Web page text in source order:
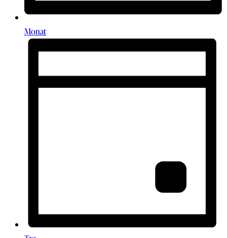
Monat